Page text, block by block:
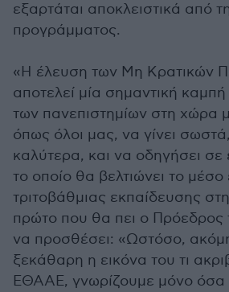
εξαρτάται αποκλειστικά από
προγράμματος.
«Η έλευση των Μη Κρατικών
αποτελεί μία σημαντική καμπή
των πανεπιστημίων στη χώρα
όπως όλοι μας, να γίνει
καλύτερα, και να οδηγήσει
το οποίο θα βελτιώνει το μέσο
τριτοβάθμιας εκπαίδευσης
πρώτο που θα πει ο Πρόεδρος
να προσθέσει: «Ωστόσο, ακόμη
ξεκάθαρη η εικόνα του τι
ΕΘΑΑΕ, γνωρίζουμε μόνο όσα